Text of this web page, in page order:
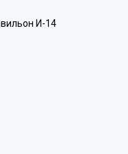
И-14